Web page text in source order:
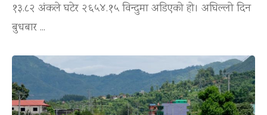
१३.८२ अंकले घटेर २६५४.१५ विन्दुमा अडिएको हो। अघिल्लो दिन
बुधबार ...